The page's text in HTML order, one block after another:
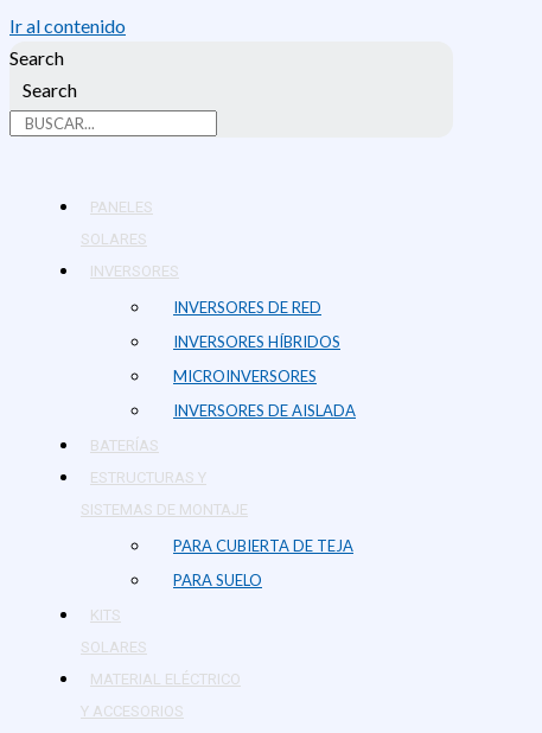
Ir al contenido
Search
Search
PANELES
SOLARES
INVERSORES
INVERSORES DE RED
INVERSORES HÍBRIDOS
MICROINVERSORES
INVERSORES DE AISLADA
BATERÍAS
ESTRUCTURAS Y
SISTEMAS DE MONTAJE
PARA CUBIERTA DE TEJA
PARA SUELO
KITS
SOLARES
MATERIAL ELÉCTRICO
Y ACCESORIOS